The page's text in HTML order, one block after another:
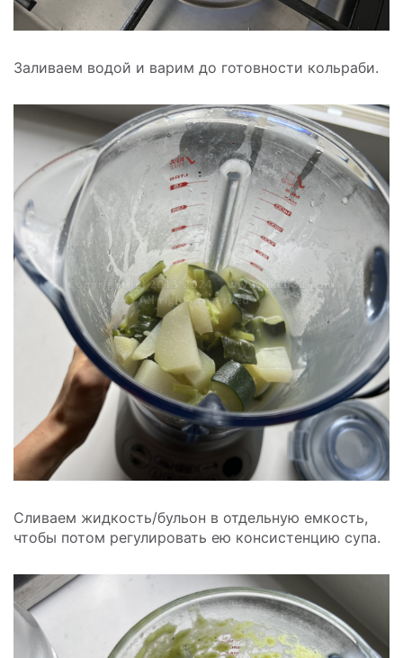
Заливаем водой и варим до готовности кольраби.
Сливаем жидкость/бульон в отдельную емкость,
чтобы потом регулировать ею консистенцию супа.